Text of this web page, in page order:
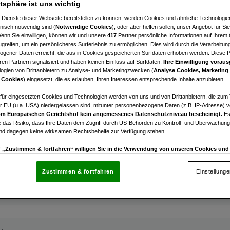
neben der Plus-City in Pasching zu vermieten!
Bürofläche mit ca. 838m² in der Plus City in Pasching zu
€ 14.584,54
Nettomiete
ist uns wichtig
Dienste dieser Webseite bereitstellen zu können, werden Cookies und ähnliche
notwendig sind (Notwendige Cookies), oder aber helfen sollen, unser Angebot für
Sie einwilligen, können wir und unsere 417 Partner persönliche Informationen auf Ihrem
um ein persönlicheres Surferlebnis zu ermöglichen. Dies wird durch die
Daten erreicht, die aus in Cookies gespeicherten Surfdaten erhoben werden. Diese
Partnern signalisiert und haben keinen Einfluss auf Surfdaten. Ihre Einwilligung
von Drittanbietern zu Analyse- und Marketingzwecken (Analyse Cookies, Marketing
) eingesetzt, die es erlauben, Ihren Interessen entsprechende Inhalte anzubieten.
eingesetzten Cookies und Technologien werden von uns und von Drittanbietern, die zum
EU (u.a. USA) niedergelassen sind, mitunter personenbezogene Daten (z.B. IP-Adresse)
Europäischen Gerichtshof kein angemessenes Datenschutzniveau bescheinigt.
das Risiko, dass Ihre Daten dem Zugriff durch US-Behörden zu Kontroll- und
dagegen keine wirksamen Rechtsbehelfe zur Verfügung stehen.
„Zustimmen & fortfahren“ willigen Sie in die Verwendung von unseren Cookies und
die sich auf jeder Seite unten im Footer befinden.
auf einem Endgerät. Personalisierte Werbung und Inhalte, Messung von Werbeleistung
Zustimmen & fortfahren